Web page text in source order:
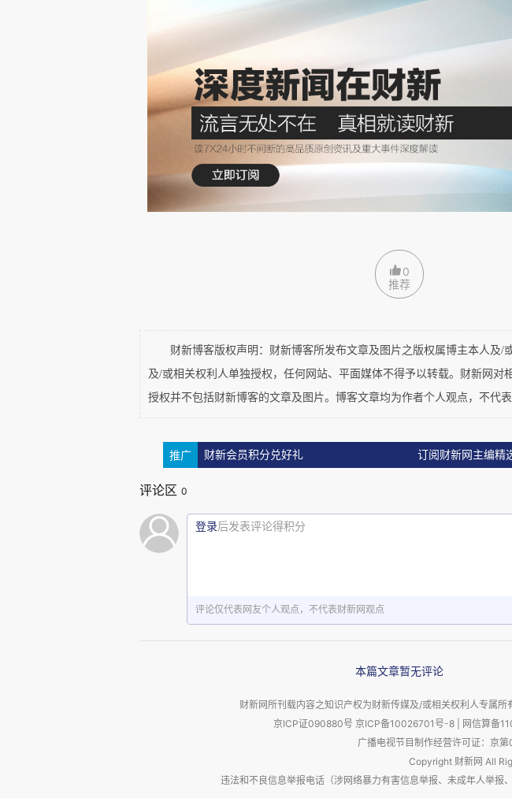
十字路口的北生所
十五年前的初秋，我拉着行李箱全职回国来到北生所红
还是那棵树。楼外2003年刚成立时种下的那棵银杏，不过
然稚嫩的枝杈却也不吝啬，抖落出一地金黄。那时离北生
秀丽线虫这些“老朋友”。七年前那句“给我1%的生命科学基
重大原创成果”，那句豪言壮语，还真变成了统计学事实
光芒之下，危机却也悄然显形。
自2003年起，北生所每年1.3亿的稳定支持模式，在成
始显得吃力。实验室数目在长，人员在相应增多，通货膨
摆在面前的选择并不复杂：要么放弃，老老实实回去当
家级新兴技术研究院，干脆把NIBS并进去，作为生物技术
现得很快，被否定得也同样干脆。
迷茫之中，收到了很多来自各界朋友的关切。《凤凰
《十字路口的北生所》，并且第一时间送到了领导案头。
0
推荐
财新博客版权声明：财新博客所发布文章及图片之版权属博主本人及/
及/或相关权利人单独授权，任何网站、平面媒体不得予以转载。财新网对
授权并不包括财新博客的文章及图片。博客文章均为作者个人观点，不代表
推广 财新会员积分兑好礼 订阅财新网主编精
评论区 0
登录后发表评论得积分
评论仅代表网友个人观点，不代表财新网观点
本篇文章暂无评论
财新网所刊载内容之知识产权为财新传媒及/或相关权利人专属
京ICP证090880号 京ICP备10026701号-8 网信算备
广播电视节目制作经营许可证：京第
Copyright 财新网 All
违法和不良信息举报电话（涉网络暴力有害信息举报、未成年人